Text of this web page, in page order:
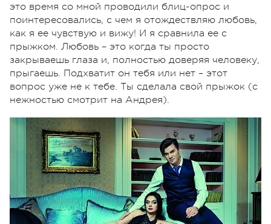
это время со мной проводили блиц-опрос и
поинтересовались, с чем я отождествляю любовь,
как я ее чувствую и вижу! И я сравнила ее с
прыжком. Любовь – это когда ты просто
закрываешь глаза и, полностью доверяя человеку,
прыгаешь. Подхватит он тебя или нет – этот
вопрос уже не к тебе. Ты сделала свой прыжок (с
нежностью смотрит на Андрея).